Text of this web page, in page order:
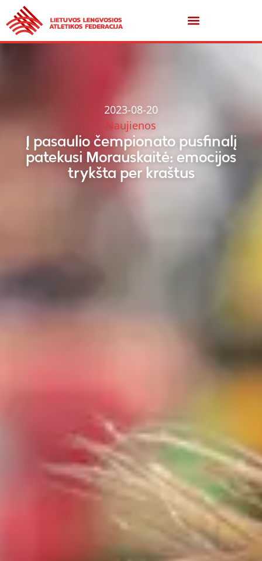
2023-08-20
Naujienos
Į pasaulio čempionato pusfinalį
patekusi Morauskaitė: emocijos
trykšta per kraštus